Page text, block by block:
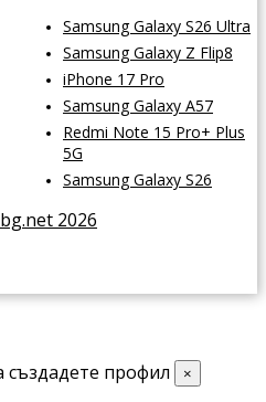
Samsung Galaxy S26 Ultra
Samsung Galaxy Z Flip8
iPhone 17 Pro
Samsung Galaxy A57
Redmi Note 15 Pro+ Plus
5G
Samsung Galaxy S26
2026
създадете профил ×